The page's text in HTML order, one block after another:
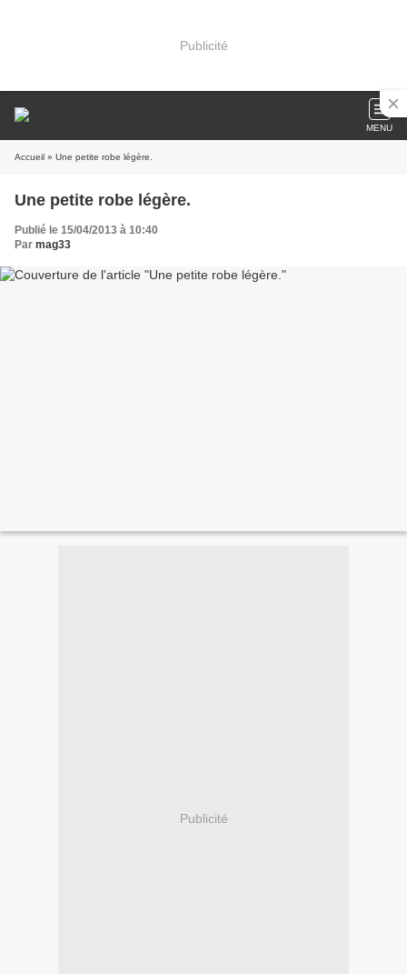
Publicité
MENU
Accueil » Une petite robe légère.
Une petite robe légère.
Publié le 15/04/2013 à 10:40
Par mag33
Publicité